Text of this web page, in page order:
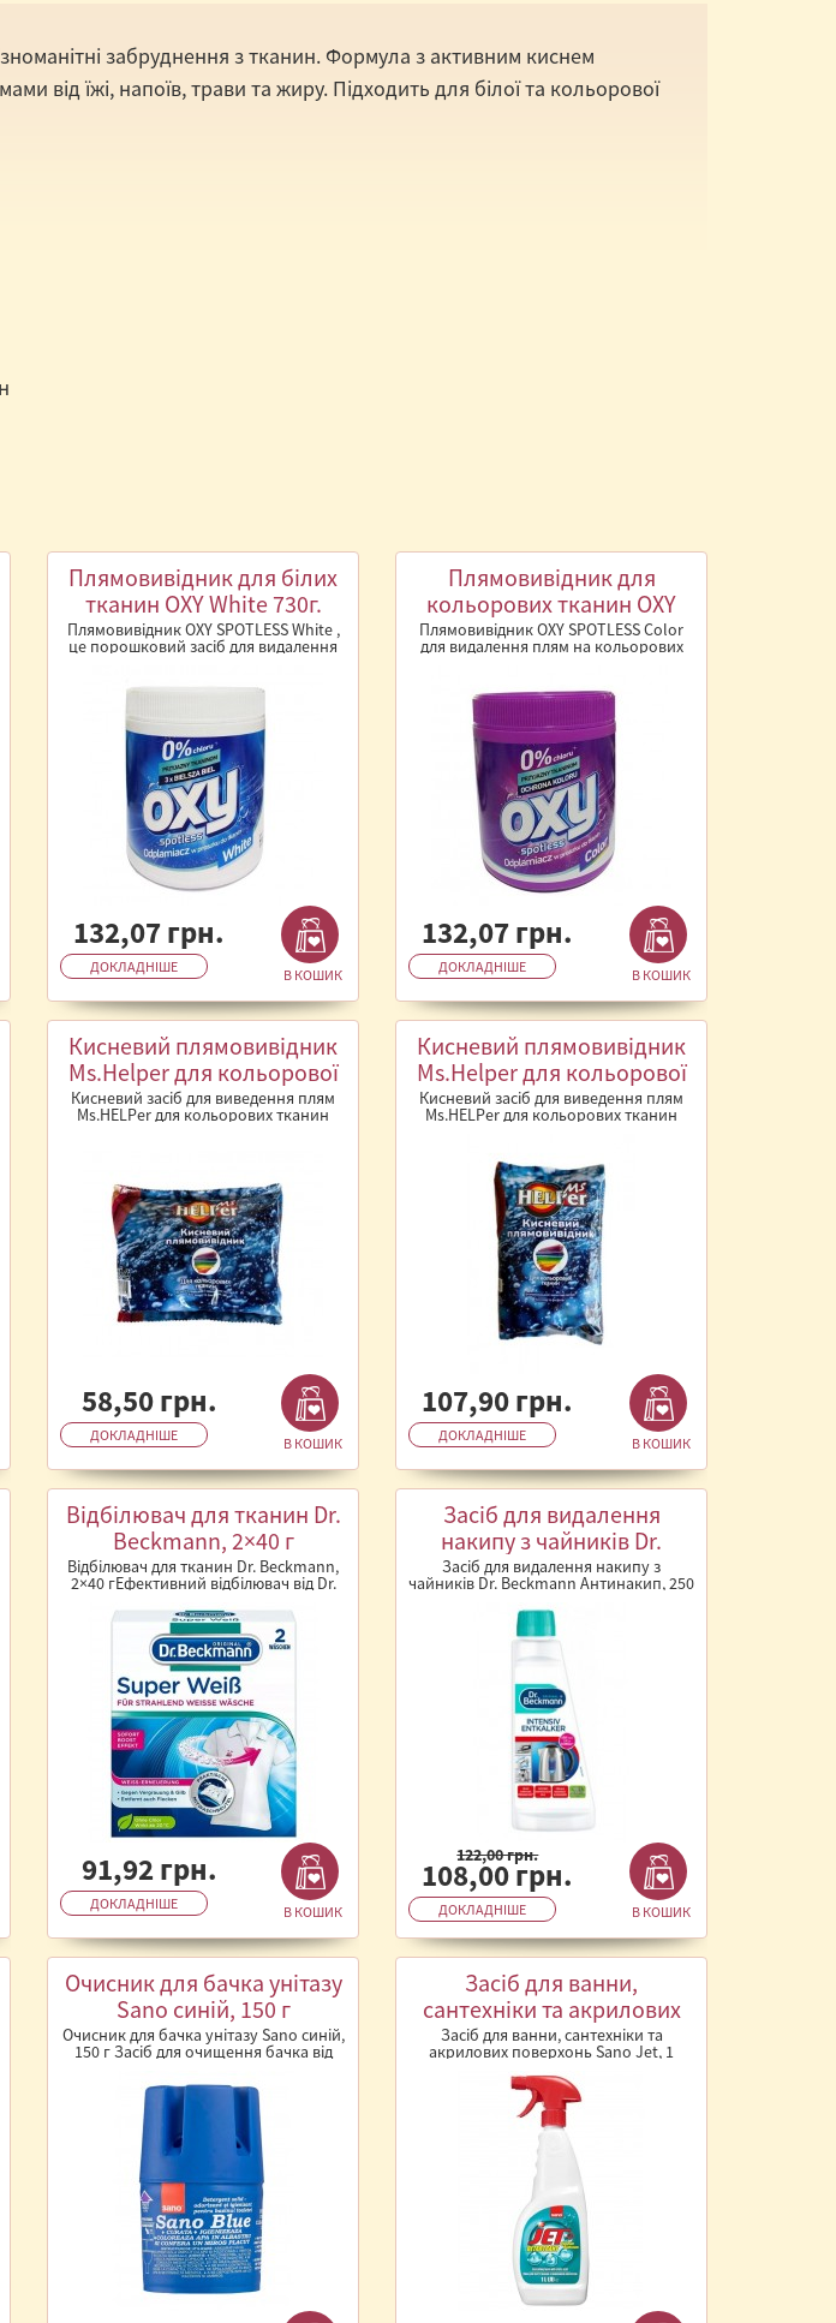
забруднення з тканин. Формула з активним киснем
від їжі, напоїв, трави та жиру. Підходить для білої та кольорової
Плямовивідник для білих
тканин OXY White 730г.
Плямовивідник OXY SPOTLESS White ,
це порошковий засіб для видалення
132,07 грн.
ДОКЛАДНІШЕ В КОШИК
Плямовивідник для
кольорових тканин OXY
Color 730г.
Плямовивідник OXY SPOTLESS Color
для видалення плям на кольорових
132,07 грн.
ДОКЛАДНІШЕ В КОШИК
Кисневий плямовивідник
Ms.Helper для кольорової
білизни 450 г.
Кисневий засіб для виведення плям
Ms.HELPer для кольорових тканин
58,50 грн.
ДОКЛАДНІШЕ В КОШИК
Кисневий плямовивідник
Ms.Helper для кольорової
білизни 900 г.
Кисневий засіб для виведення плям
Ms.HELPer для кольорових тканин
107,90 грн.
ДОКЛАДНІШЕ В КОШИК
Відбілювач для тканин Dr.
Beckmann, 2×40 г
Відбілювач для тканин Dr. Beckmann,
2×40 гЕфективний відбілювач від Dr.
91,92 грн.
ДОКЛАДНІШЕ В КОШИК
Засіб для видалення
накипу з чайників Dr.
Beckmann Антинакип, 250
мл
Засіб для видалення накипу з
чайників Dr. Beckmann Антинакип, 250
122,00 грн.
108,00 грн.
ДОКЛАДНІШЕ В КОШИК
Очисник для бачка унітазу
Sano синій, 150 г
Очисник для бачка унітазу Sano синій,
150 г Засіб для очищення бачка від
Засіб для ванни,
сантехніки та акрилових
поверхонь Sano Jet, 1 л
Засіб для ванни, сантехніки та
акрилових поверхонь Sano Jet, 1
дог..